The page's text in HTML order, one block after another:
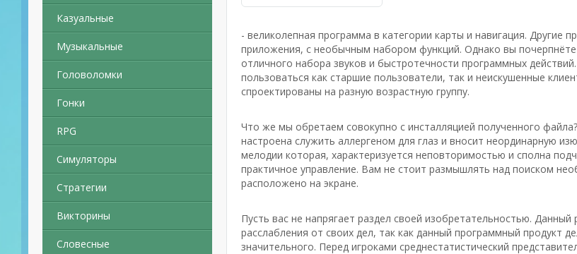
Казуальные
Музыкальные
Головоломки
Гонки
RPG
Симуляторы
Стратегии
Викторины
Словесные
- великолепная программа в категории карты и навигация. Другие
приложения, с необычным набором функций. Однако вы
отличного набора звуков и быстротечности программных
пользоваться как старшие пользователи, так и неискушенные
спроектированы на разную возрастную группу.
Что же мы обретаем совокупно с инсталляцией полученного
настроена служить аллергеном для глаз и вносит неординарную
мелодии которая, характеризуется неповторимостью и сполна
практичное управление. Вам не стоит размышлять над поиском
расположено на экране.
Пусть вас не напрягает раздел своей изобретательностью.
расслабления от своих дел, так как данный программный продукт
значительного. Перед игроками среднестатистический